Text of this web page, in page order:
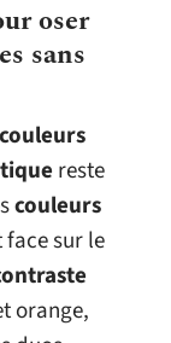
oser
sans
reste
couleurs
face sur le
orange,